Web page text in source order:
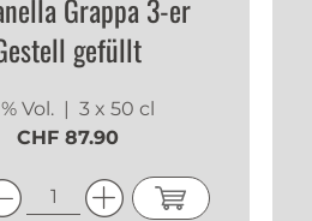
Grappa 3-er
gefüllt
Vol. | 3 x 50 cl
CHF 87.90